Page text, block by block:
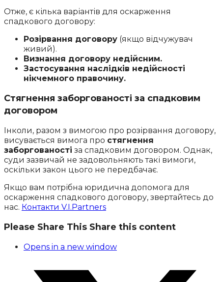
Отже, є кілька варіантів для оскарження
спадкового договору:
Розірвання договору (якщо відчужувач
живий).
Визнання договору недійсним.
Застосування наслідків недійсності
нікчемного правочину.
Стягнення заборгованості за спадковим
договором
Інколи, разом з вимогою про розірвання договору,
висувається вимога про стягнення
заборгованості за спадковим договором. Однак,
суди зазвичай не задовольняють такі вимоги,
оскільки закон цього не передбачає.
Якщо вам потрібна юридична допомога для
оскарження спадкового договору, звертайтесь до
нас. Контакти V.I.Partners
Please Share This Share this content
Opens in a new window